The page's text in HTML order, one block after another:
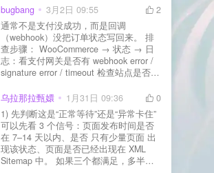
立刻清缓存，去前台检查首页、文章
页、按钮、表单这些关键位置。 最好再
装个支持版本回滚的插件，万一崩了，
一秒切回旧版。 总结来说：先备份、分
批更、更完查、留退路，稳得很✅😎希望
能帮到你
bugbang 3月2日 09:55
2
通常不是支付没成功，而是回调
（webhook）没把订单状态写回来。 排
查步骤： WooCommerce → 状态 → 日
志：看支付网关是否有 webhook error /
signature error / timeout 检查站点是否被
全插件） 检查是否启用了“缓存结账页/接
口路径”（结账页和回调接口不应缓存）
看服务器错误日志是否有 500/致命错误
导致回调执行中断 解决方案： 放行 wp-
json、wc-api、支付网关回调 URL（按网
关文档配置） 关闭结账页的缓存与 JS
合并压缩测试一次 若使用 Cloudflare：
乌拉那拉甄嬛 1月31日 09:36
0
1) 先判断这是“正常等待”还是“异常卡住”
可以先看 3 个信号：页面发布时间是否
在 7–14 天以内、是否 只有少量页面 出
现该状态、页面是否已经出现在 XML
Sitemap 中。 如果三个都满足，多半属